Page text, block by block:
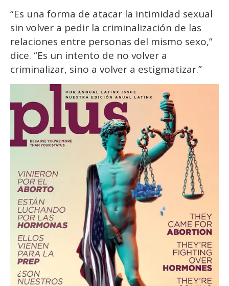
“Es una forma de atacar la intimidad sexual
sin volver a pedir la criminalización de las
relaciones entre personas del mismo sexo,”
dice. “Es un intento de no volver a
criminalizar, sino a volver a estigmatizar.”